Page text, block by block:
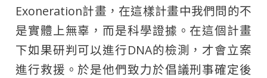
Exoneration計畫，在這樣計畫中我們問的不
是實體上無辜，而是科學證據。在這個計畫
下如果研判可以進行DNA的檢測，才會立案
進行救援。於是他們致力於倡議刑事確定後